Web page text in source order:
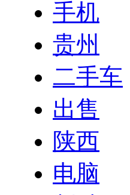
手机
贵州
二手车
出售
陕西
电脑